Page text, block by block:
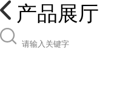
产品展厅